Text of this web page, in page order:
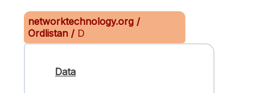
networktechnology.org /
Ordlistan / D
Data